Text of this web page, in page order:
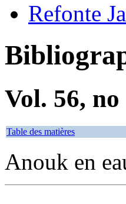
Refonte
Vol. 56,
Table des matières
Anouk en